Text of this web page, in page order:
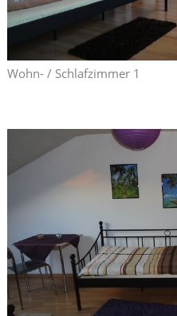
Wohn- / Schlafzimmer 1